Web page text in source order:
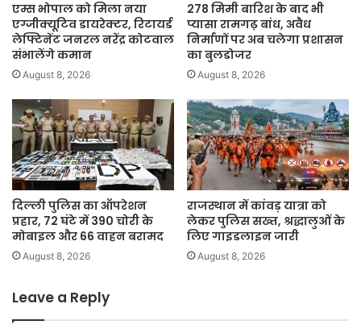
एम्स भोपाल को मिला नया
एग्जीक्यूटिव डायरेक्टर, रिटायर्ड
लेफ्टिनेंट जनरल नरेंद्र कोटवाल
संभालेंगे कमान
August 8, 2026
278 मिमी बारिश के बाद भी
प्यासा रामगढ़ बांध, अवैध
निर्माणों पर अब चलेगा प्रशासन
का बुलडोजर
August 8, 2026
दिल्ली पुलिस का ऑपरेशन
प्रहार, 72 घंटे में 390 चोरी के
मोबाइल और 66 वाहन बरामद
August 8, 2026
राजस्थान में कांवड़ यात्रा को
लेकर पुलिस सख्त, श्रद्धालुओं के
लिए गाइडलाइन जारी
August 8, 2026
Leave a Reply